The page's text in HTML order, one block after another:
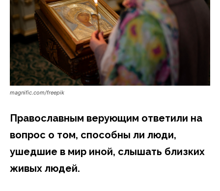
magnific.com/freepik
Православным верующим ответили на
вопрос о том, способны ли люди,
ушедшие в мир иной, слышать близких
живых людей.